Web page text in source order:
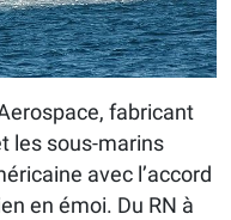
fabricant
les sous-marins
avec l’accord
en émoi. Du RN à